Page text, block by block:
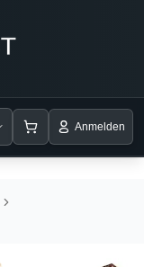
Anmelden